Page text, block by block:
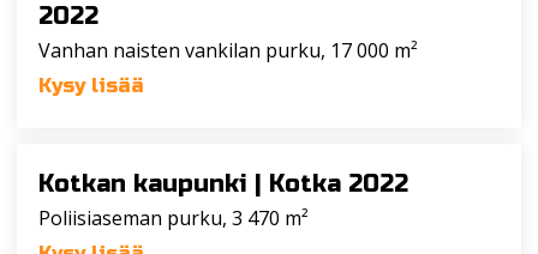
2022
Vanhan naisten vankilan purku, 17 000 m²
Kysy lisää
Kotkan kaupunki | Kotka 2022
Poliisiaseman purku, 3 470 m²